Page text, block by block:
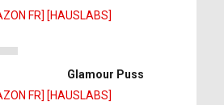
FR] [HAUSLABS]
Glamour Puss
FR] [HAUSLABS]